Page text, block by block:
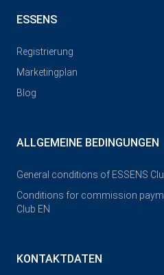
ESSENS
Registrierung
Marketingplan
Blog
ALLGEMEINE BEDINGUNGEN
General conditions of ESSENS
Conditions for commission
Club EN
KONTAKTDATEN